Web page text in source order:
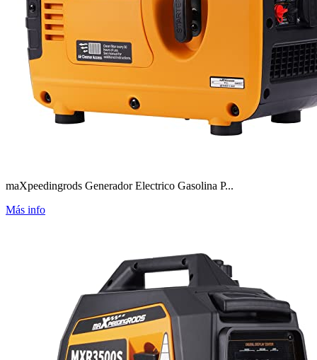
maXpeedingrods Generador Electrico Gasolina P...
Más info